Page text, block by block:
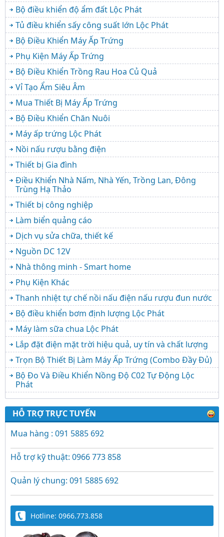
Bộ điều khiển độ ẩm đất Lộc Phát
Tủ điều khiển sấy công suất lớn Lộc Phát
Bộ Điều Khiển Máy Ấp Trứng
Phụ Kiện Máy Ấp Trứng
Bộ Điều Khiển Trồng Rau Hoa Củ Quả
Vỉ Tạo Ẩm Siêu Âm
Mua Thiết Bị Máy Ấp Trứng
Bộ Điều Khiển Chăn Nuôi
Máy ấp trứng Lộc Phát
Nồi nấu rượu bằng điện
Thiết bị Gia đình
Điều Khiển Nhà Nấm, Nhà Yến, Trồng Lan, Đông
Trùng Hạ Thảo
Thiết bị công nghiệp
Làm biển quảng cáo
Dịch vụ sửa chữa, thiết kế
Nguồn DC 12V
Nhà thông minh - Smart home
Phụ Kiện Khác
Thanh nhiệt tự chế nồi nấu điện nấu rượu đun nước
Bộ điều khiển bơm định lượng Lộc Phát
Máy làm sữa chua Lộc Phát
Lắp đặt điện mặt trời hiệu quả, uy tín và chất lượng
Trọn Bộ Thiết Bị Làm Máy Ấp Trứng (Combo Đầy Đủ)
Bộ Đo Và Điều Khiển Nồng Độ C02 Tự Động Lộc
Phát
HỖ TRỢ TRỰC TUYẾN
Mua hàng : 091 5885 692
Hỗ trợ kỹ thuật: 0966 773 858
Quản lý chung: 091 5885 692
Hotline: 0966.773.858